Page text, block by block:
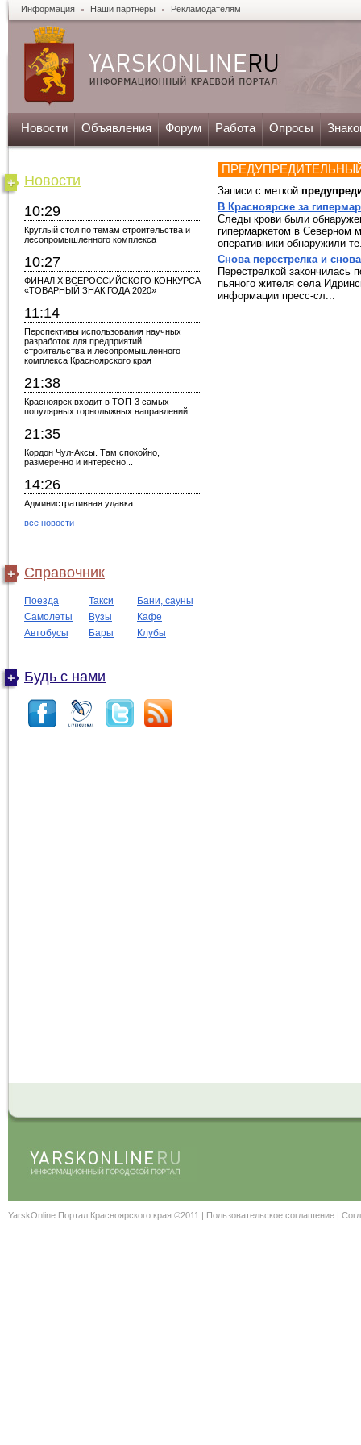
Информация Наши партнеры Рекламодателям
Новости Объявления Форум Работа Опросы
Новости
10:29
Круглый стол по темам строительства и
лесопромышленного комплекса
10:27
ФИНАЛ X ВСЕРОССИЙСКОГО КОНКУРСА
«ТОВАРНЫЙ ЗНАК ГОДА 2020»
11:14
Перспективы использования научных
разработок для предприятий
строительства и лесопромышленного
комплекса Красноярского края
21:38
Красноярск входит в ТОП-3 самых
популярных горнолыжных направлений
21:35
Кордон Чул-Аксы. Там спокойно,
размеренно и интересно...
14:26
Административная удавка
все новости
Справочник
Поезда Такси
Бани, сауны
Самолеты
Вузы
Кафе
Автобусы
Бары Клубы
Будь с нами
Записи с меткой
В Красноярске за
Следы крови были
гипермаркетом в Северном
оперативники обнаружили
Снова перестрелка и
Перестрелкой закончилась
пьяного жителя села
информации пресс-сл...
YarskOnline Портал Красноярского края ©2011 | Пользовательское соглашение |